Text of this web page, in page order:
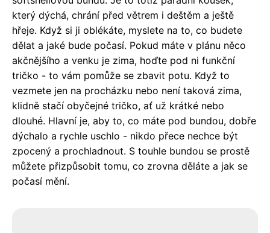
který dýchá, chrání před větrem i deštěm a ještě
hřeje. Když si ji oblékáte, myslete na to, co budete
dělat a jaké bude počasí. Pokud máte v plánu něco
akčnějšího a venku je zima, hoďte pod ni funkční
tričko - to vám pomůže se zbavit potu. Když to
vezmete jen na procházku nebo není taková zima,
klidně stačí obyčejné tričko, ať už krátké nebo
dlouhé. Hlavní je, aby to, co máte pod bundou, dobře
dýchalo a rychle uschlo - nikdo přece nechce být
zpocený a prochladnout. S touhle bundou se prostě
můžete přizpůsobit tomu, co zrovna děláte a jak se
počasí mění.